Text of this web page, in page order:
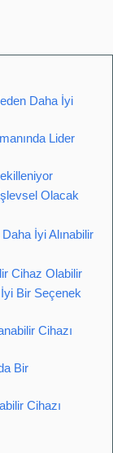
Daha İyi
Lider
Olacak
İyi Alınabilir
Cihaz Olabilir
Bir Seçenek
Cihazı
Bir
Cihazı